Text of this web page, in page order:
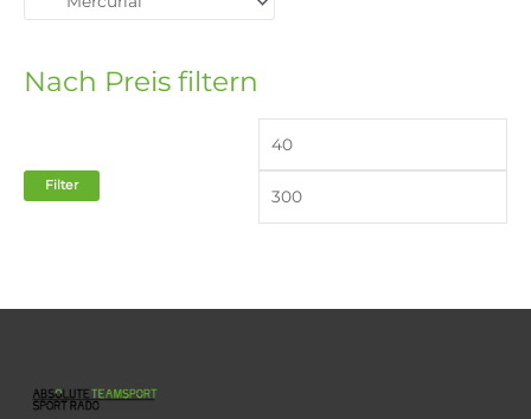
Nach Preis filtern
Filter